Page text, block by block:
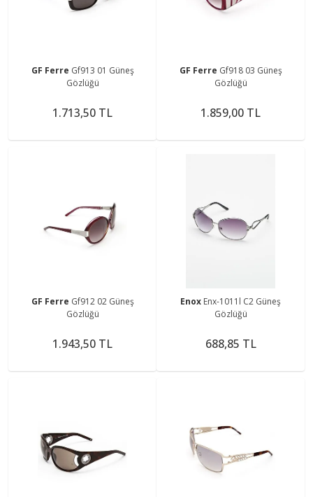
GF Ferre Gf913 01 Güneş
Gözlüğü
1.713,50 TL
GF Ferre Gf918 03 Güneş
Gözlüğü
1.859,00 TL
GF Ferre Gf912 02 Güneş
Gözlüğü
1.943,50 TL
Enox Enx-1011l C2 Güneş
Gözlüğü
688,85 TL